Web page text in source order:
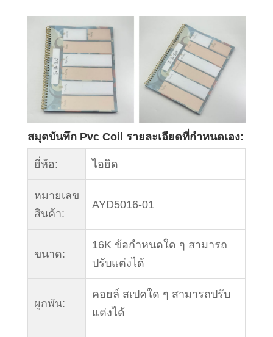
สมุดบันทึก Pvc Coil รายละเอียดที่กำหนดเอง:
ยี่ห้อ: ไอยิด
หมายเลข
สินค้า:
AYD5016-01
ขนาด:
16K ข้อกำหนดใด ๆ สามารถ
ปรับแต่งได้
ผูกพัน:
คอยล์ สเปคใด ๆ สามารถปรับ
แต่งได้